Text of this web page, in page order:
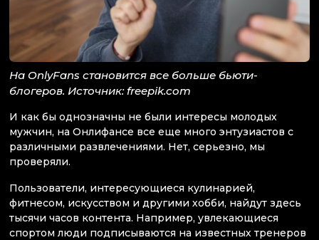
На OnlyFans становится все больше бьюти-
блогеров. Источник: freepik.com
И как бы однозначны не были интересы молодых
мужчин, на Онлифансе все еще много энтузиастов с
различными развлечениями. Нет, серьезно, мы
проверяли.
Пользователи, интересующиеся кулинарией,
фитнесом, искусством и другими хобби, найдут здесь
тысячи часов контента. Например, увлекающиеся
спортом люди подписываются на известных тренеров